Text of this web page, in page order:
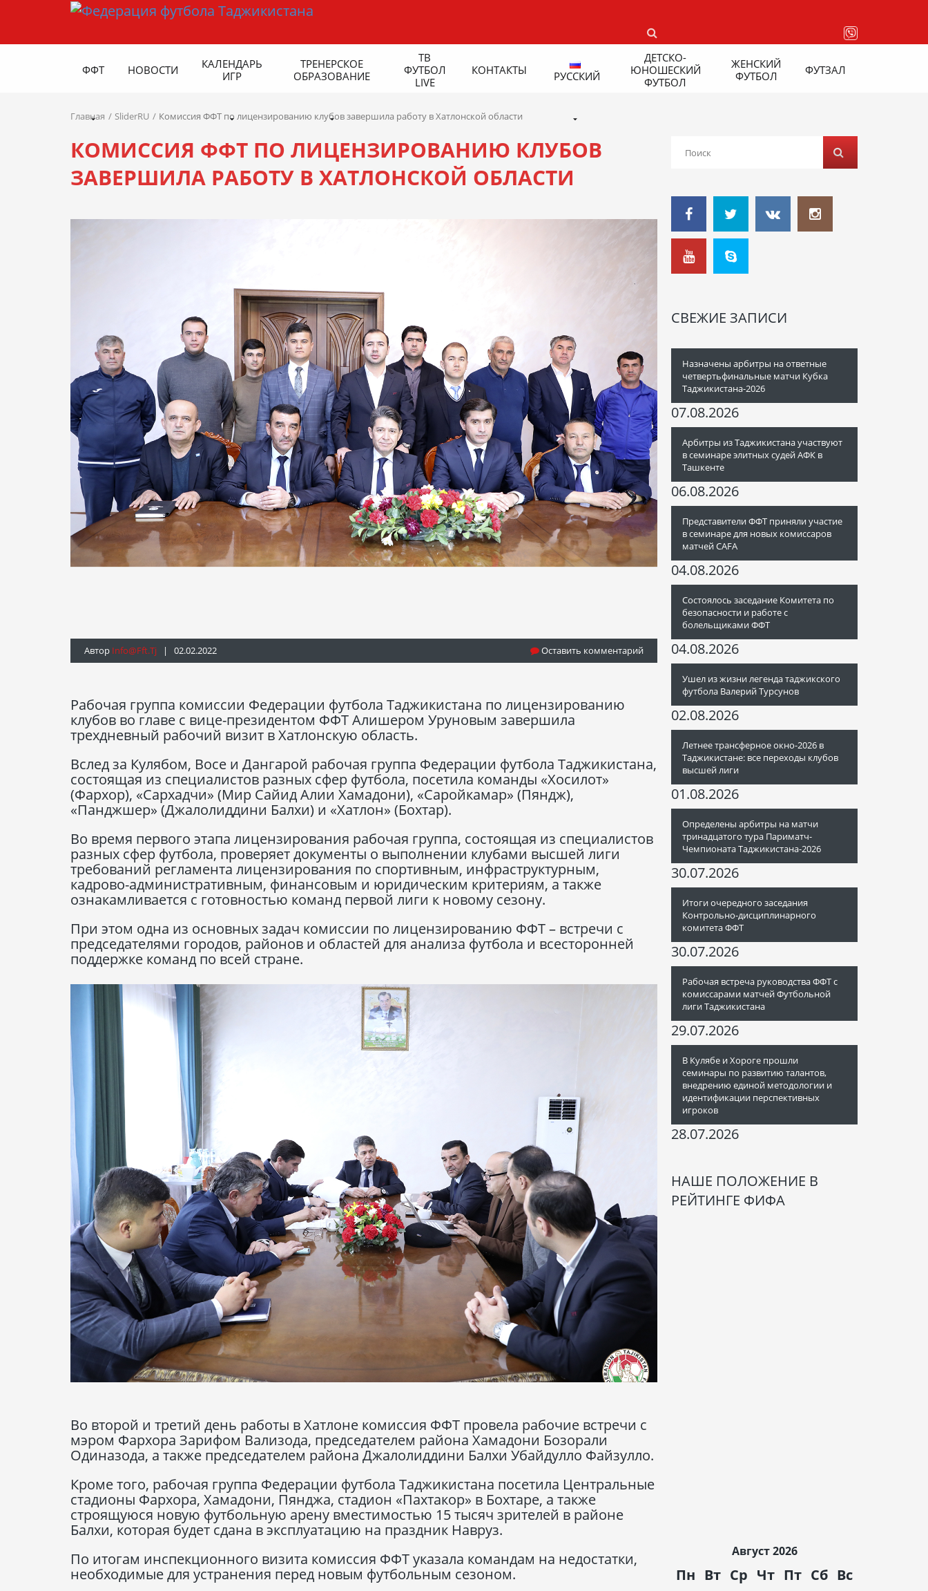
ФФТ НОВОСТИ
КАЛЕНДАРЬ
ИГР
ТРЕНЕРСКОЕ
ОБРАЗОВАНИЕ
ТВ
ФУТБОЛ
LIVE
КОНТАКТЫ РУССКИЙ
ДЕТСКО-
ЮНОШЕСКИЙ
ФУТБОЛ
ЖЕНСКИЙ
ФУТБОЛ
ФУТЗАЛ
Главная SliderRU Комиссия ФФТ по лицензированию клубов завершила работу в Хатлонской области
КОМИССИЯ ФФТ ПО ЛИЦЕНЗИРОВАНИЮ КЛУБОВ
ЗАВЕРШИЛА РАБОТУ В ХАТЛОНСКОЙ ОБЛАСТИ
Автор Info@fft.tj | 02.02.2022 Оставить комментарий
Рабочая группа комиссии Федерации футбола Таджикистана по лицензированию
клубов во главе с вице-президентом ФФТ Алишером Уруновым завершила
трехдневный рабочий визит в Хатлонскую область.
Вслед за Кулябом, Восе и Дангарой рабочая группа Федерации футбола Таджикистана,
состоящая из специалистов разных сфер футбола, посетила команды «Хосилот»
(Фархор), «Сархадчи» (Мир Сайид Алии Хамадони), «Саройкамар» (Пяндж),
«Панджшер» (Джалолиддини Балхи) и «Хатлон» (Бохтар).
Во время первого этапа лицензирования рабочая группа, состоящая из специалистов
разных сфер футбола, проверяет документы о выполнении клубами высшей лиги
требований регламента лицензирования по спортивным, инфраструктурным,
кадрово-административным, финансовым и юридическим критериям, а также
ознакамливается с готовностью команд первой лиги к новому сезону.
При этом одна из основных задач комиссии по лицензированию ФФТ – встречи с
председателями городов, районов и областей для анализа футбола и всесторонней
поддержке команд по всей стране.
Во второй и третий день работы в Хатлоне комиссия ФФТ провела рабочие встречи с
мэром Фархора Зарифом Вализода, председателем района Хамадони Бозорали
Одиназода, а также председателем района Джалолиддини Балхи Убайдулло Файзулло.
Кроме того, рабочая группа Федерации футбола Таджикистана посетила Центральные
стадионы Фархора, Хамадони, Пянджа, стадион «Пахтакор» в Бохтаре, а также
строящуюся новую футбольную арену вместимостью 15 тысяч зрителей в районе
Балхи, которая будет сдана в эксплуатацию на праздник Навруз.
По итогам инспекционного визита комиссия ФФТ указала командам на недостатки,
необходимые для устранения перед новым футбольным сезоном.
СВЕЖИЕ ЗАПИСИ
Назначены арбитры на ответные
четвертьфинальные матчи Кубка
Таджикистана-2026
07.08.2026
Арбитры из Таджикистана участвуют
в семинаре элитных судей АФК в
Ташкенте
06.08.2026
Представители ФФТ приняли участие
в семинаре для новых комиссаров
матчей CAFA
04.08.2026
Состоялось заседание Комитета по
безопасности и работе с
болельщиками ФФТ
04.08.2026
Ушел из жизни легенда таджикского
футбола Валерий Турсунов
02.08.2026
Летнее трансферное окно-2026 в
Таджикистане: все переходы клубов
высшей лиги
01.08.2026
Определены арбитры на матчи
тринадцатого тура Париматч-
Чемпионата Таджикистана-2026
30.07.2026
Итоги очередного заседания
Контрольно-дисциплинарного
комитета ФФТ
30.07.2026
Рабочая встреча руководства ФФТ с
комиссарами матчей Футбольной
лиги Таджикистана
29.07.2026
В Кулябе и Хороге прошли
семинары по развитию талантов,
внедрению единой методологии и
идентификации перспективных
игроков
28.07.2026
НАШЕ ПОЛОЖЕНИЕ В
РЕЙТИНГЕ ФИФА
Август 2026
Пн Вт Ср Чт Пт Сб Вс